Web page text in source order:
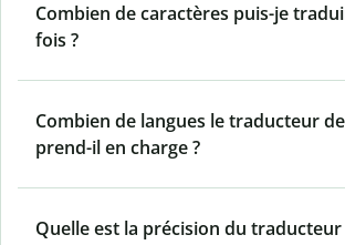
Combien de caractères puis-je
fois ?
Combien de langues le traducteur
prend-il en charge ?
Quelle est la précision du